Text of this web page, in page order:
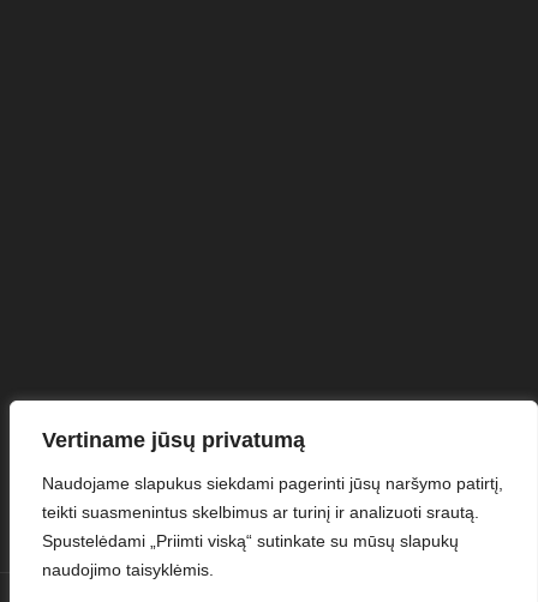
Vertiname jūsų privatumą
Naudojame slapukus siekdami pagerinti jūsų naršymo patirtį,
teikti suasmenintus skelbimus ar turinį ir analizuoti srautą.
Spustelėdami „Priimti viską“ sutinkate su mūsų slapukų
naudojimo taisyklėmis.